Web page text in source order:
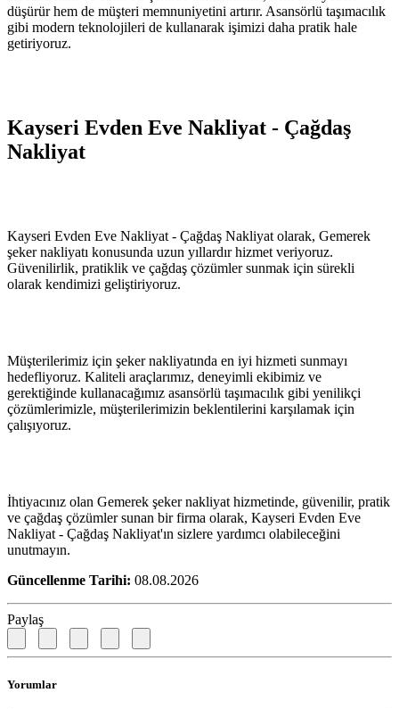
düşürür hem de müşteri memnuniyetini artırır. Asansörlü taşımacılık
gibi modern teknolojileri de kullanarak işimizi daha pratik hale
getiriyoruz.
Kayseri Evden Eve Nakliyat - Çağdaş
Nakliyat
Kayseri Evden Eve Nakliyat - Çağdaş Nakliyat olarak, Gemerek
şeker nakliyatı konusunda uzun yıllardır hizmet veriyoruz.
Güvenilirlik, pratiklik ve çağdaş çözümler sunmak için sürekli
olarak kendimizi geliştiriyoruz.
Müşterilerimiz için şeker nakliyatında en iyi hizmeti sunmayı
hedefliyoruz. Kaliteli araçlarımız, deneyimli ekibimiz ve
gerektiğinde kullanacağımız asansörlü taşımacılık gibi yenilikçi
çözümlerimizle, müşterilerimizin beklentilerini karşılamak için
çalışıyoruz.
İhtiyacınız olan Gemerek şeker nakliyat hizmetinde, güvenilir, pratik
ve çağdaş çözümler sunan bir firma olarak, Kayseri Evden Eve
Nakliyat - Çağdaş Nakliyat'ın sizlere yardımcı olabileceğini
unutmayın.
Güncellenme Tarihi: 08.08.2026
Paylaş
Yorumlar